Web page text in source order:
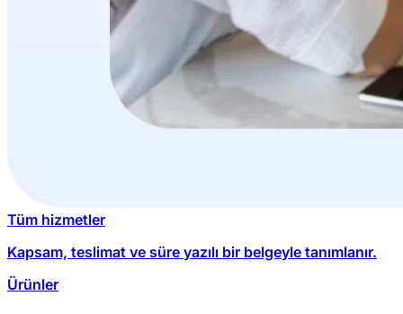
Tüm hizmetler
Kapsam, teslimat ve süre yazılı bir belgeyle tanımlanır.
Ürünler